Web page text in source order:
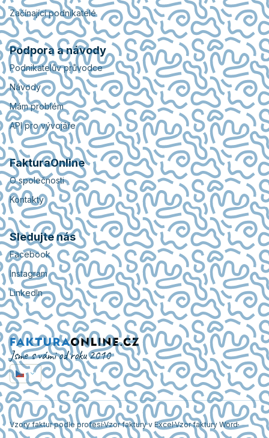
Začínající podnikatelé
Podpora a návody
Podnikatelův průvodce
Návody
Mám problém
API pro vývojáře
FakturaOnline
O společnosti
Kontakty
Sledujte nás
Facebook
Instagram
LinkedIn
Jsme s vámi od roku 2010
Vzory faktur podle profesíVzor faktury v ExcelVzor faktury Word